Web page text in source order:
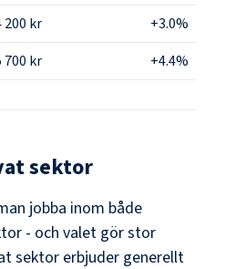
200 kr
+3.0%
700 kr +4.4%
sektor
jobba inom både
- och valet gör stor
sektor erbjuder generellt